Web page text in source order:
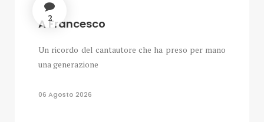
2
A Francesco
Un ricordo del cantautore che ha preso per mano
una generazione
06 Agosto 2026